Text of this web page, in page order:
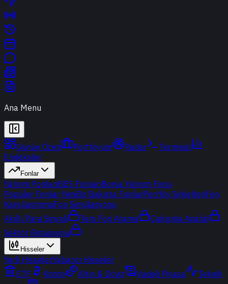
Ana Menu
Günün Özeti Portföyüm Radar
Terminal
Endeksler
Fonlar
Yatırım FonlarıBES FonlarıBorsa Yatırım Fonu
Popüler Fonlar YeniBir Bakışta FonlarPortföy ŞirketleriFon
KarşılaştırmaFon Simülasyonu
Akıllı Para Sinyali
Ters Fon Arama
Çakışma Analizi
Sektör Rotasyonu
Hisseler
Yerli HisselerYabancı Hisseler
ETF
Kripto Altın & Döviz Vadeli Piyasa
Teknik